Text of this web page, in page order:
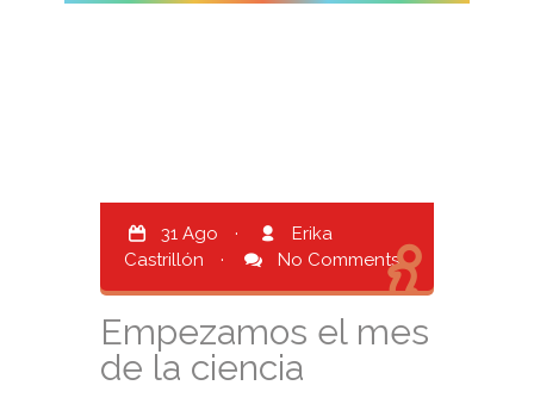
31 Ago ·
Erika
Castrillón
· No Comments
Empezamos el mes
de la ciencia